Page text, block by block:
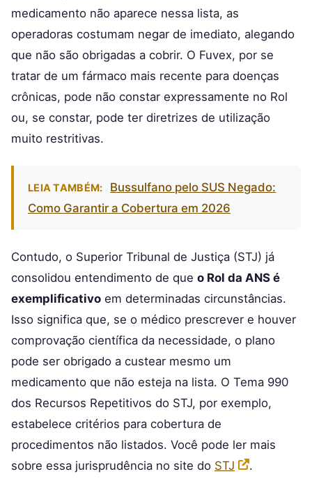
medicamento não aparece nessa lista, as
operadoras costumam negar de imediato, alegando
que não são obrigadas a cobrir. O Fuvex, por se
tratar de um fármaco mais recente para doenças
crônicas, pode não constar expressamente no Rol
ou, se constar, pode ter diretrizes de utilização
muito restritivas.
LEIA TAMBÉM:
Bussulfano pelo SUS Negado:
Como Garantir a Cobertura em 2026
Contudo, o Superior Tribunal de Justiça (STJ) já
consolidou entendimento de que o Rol da ANS é
exemplificativo em determinadas circunstâncias.
Isso significa que, se o médico prescrever e houver
comprovação científica da necessidade, o plano
pode ser obrigado a custear mesmo um
medicamento que não esteja na lista. O Tema 990
dos Recursos Repetitivos do STJ, por exemplo,
estabelece critérios para cobertura de
procedimentos não listados. Você pode ler mais
sobre essa jurisprudência no site do STJ .